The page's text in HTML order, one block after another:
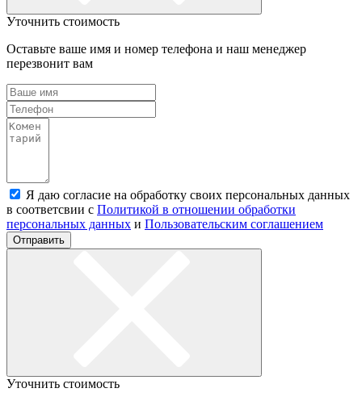
Уточнить стоимость
Оставьте ваше имя и номер телефона и наш менеджер
перезвонит вам
Я даю согласие на обработку своих персональных данных
в соответсвии с Политикой в отношении обработки
персональных данных и Пользовательским соглашением
Отправить
Уточнить стоимость